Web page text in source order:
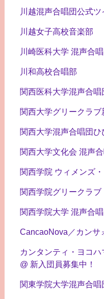
川越混声合唱団公式ツ
川越女子高校音楽部
川崎医科大学 混声合
川和高校合唱部
関西医科大学混声合唱
関西大学グリークラ
関西大学混声合唱団ひ
関西大学文化会 混声合
関西学院 ウィメンズ
関西学院グリークラブ
関西学院大学 混声合
CancaoNova／カンサ
カンタンティ・ヨコ
@ 新入団員募集中！
関東学院大学混声合唱